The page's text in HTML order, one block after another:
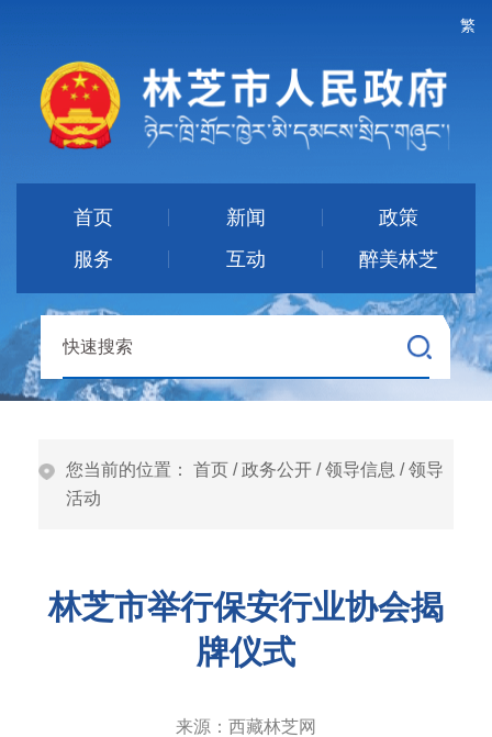
繁
首页 新闻
政策
服务
互动 醉美林芝
您当前的位置： 首页 /政务公开 /领导信息 /领导
活动
林芝市举行保安行业协会揭
牌仪式
来源： 西藏林芝网